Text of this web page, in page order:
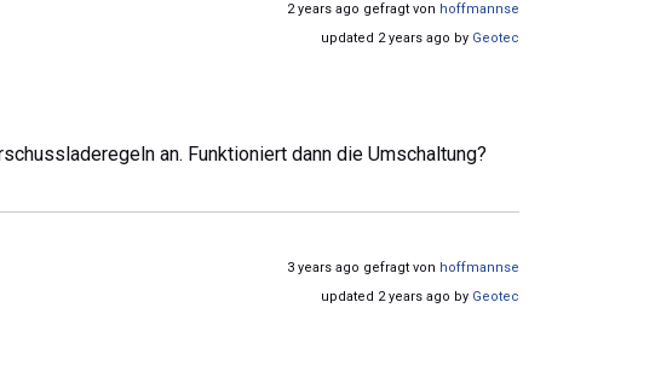
2 years ago gefragt von hoffmannse
updated 2 years ago by Geotec
an. Funktioniert dann die Umschaltung?
3 years ago gefragt von hoffmannse
updated 2 years ago by Geotec